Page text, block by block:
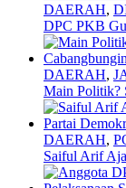
DAERAH,
DPC PKB
DAERAH,
Main Politik?
DAERAH,
Saiful Arif